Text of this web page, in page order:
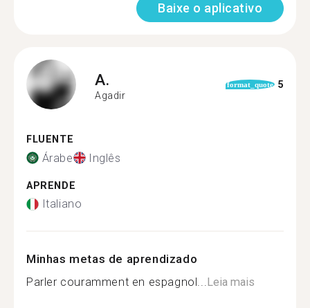
Baixe o aplicativo
A.
Agadir
format_quote 5
FLUENTE
Árabe Inglês
APRENDE
Italiano
Minhas metas de aprendizado
Parler couramment en espagnol...Leia mais